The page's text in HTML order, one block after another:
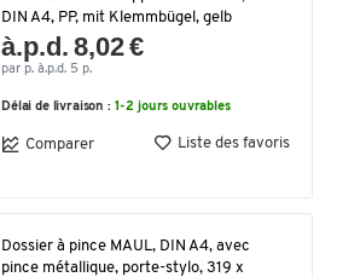
DIN A4, PP, mit Klemmbügel, gelb
à.p.d. 8,02 €
par p. à.p.d. 5 p.
Délai de livraison : 1-2 jours ouvrables
Comparer Liste des favoris
Dossier à pince MAUL, DIN A4, avec
pince métallique, porte-stylo, 319 x